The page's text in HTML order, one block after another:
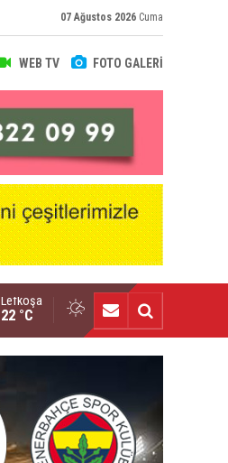
07 Ağustos 2026 Cuma
WEB TV FOTO GALERİ
Lefkoşa
22 °C